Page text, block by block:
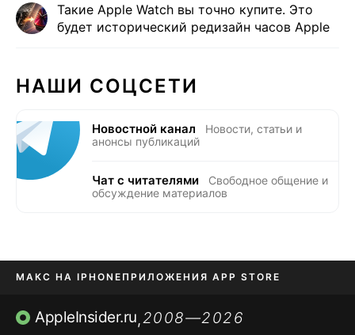
Такие Apple Watch вы точно купите. Это
будет исторический редизайн часов Apple
НАШИ СОЦСЕТИ
Новостной канал
Новости, статьи и
анонсы публикаций
Чат с читателями
Свободное общение и
обсуждение материалов
МАКС НА IPHONE ПРИЛОЖЕНИЯ APP STORE
TIKTOK НА IPHONEПРИЛОЖЕНИЯ БЕЗ APP STORE
AppleInsider.ru,2008—2026